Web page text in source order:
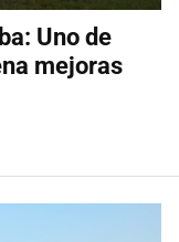
Uno de
mejoras